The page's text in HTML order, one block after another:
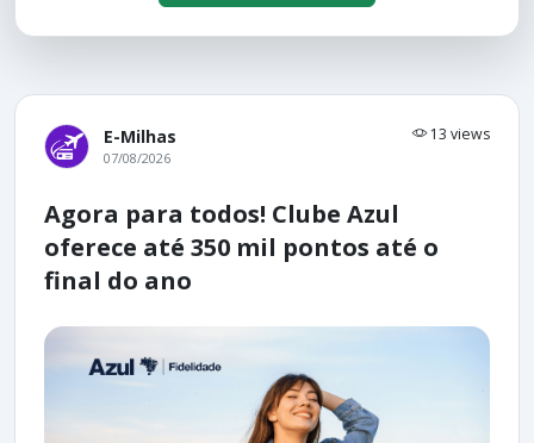
E-Milhas 13 views
07/08/2026
Agora para todos! Clube Azul
oferece até 350 mil pontos até o
final do ano